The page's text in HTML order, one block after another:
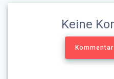
Keine